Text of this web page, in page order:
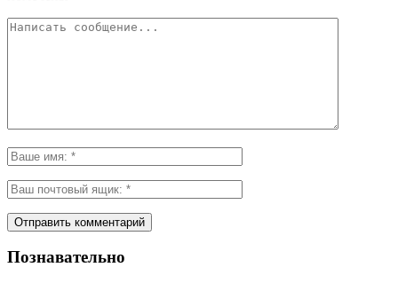
Познавательно